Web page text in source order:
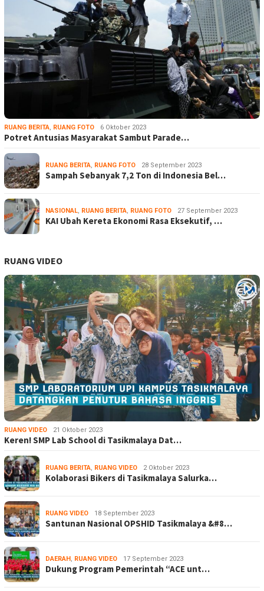
RUANG BERITA, RUANG FOTO 6 Oktober 2023
Potret Antusias Masyarakat Sambut Parade…
RUANG BERITA, RUANG FOTO 28 September 2023
Sampah Sebanyak 7,2 Ton di Indonesia Bel…
NASIONAL, RUANG BERITA, RUANG FOTO 27 September 2023
KAI Ubah Kereta Ekonomi Rasa Eksekutif, …
RUANG VIDEO
RUANG VIDEO 21 Oktober 2023
Keren! SMP Lab School di Tasikmalaya Dat…
RUANG BERITA, RUANG VIDEO 2 Oktober 2023
Kolaborasi Bikers di Tasikmalaya Salurka…
RUANG VIDEO 18 September 2023
Santunan Nasional OPSHID Tasikmalaya &#8…
DAERAH , RUANG VIDEO 17 September 2023
Dukung Program Pemerintah “ACE unt…